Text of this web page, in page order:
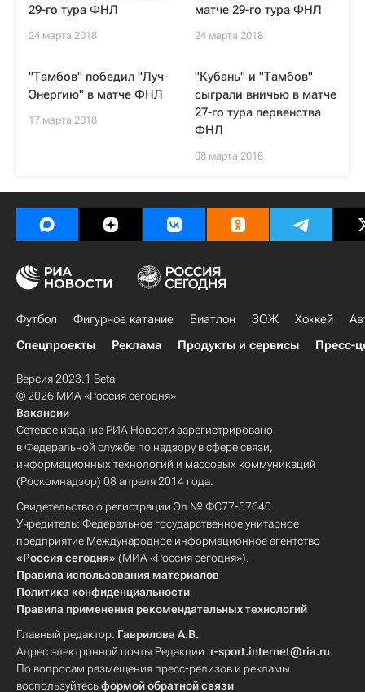
29-го тура ФНЛ
24 марта 2018
матче 29-го тура ФНЛ
24 марта 2018
"Тамбов" победил "Луч-
Энергию" в матче ФНЛ
17 марта 2018
"Кубань" и "Тамбов"
сыграли вничью в матче
27-го тура первенства
ФНЛ
08 марта 2018
Футбол Фигурное катание Биатлон ЗОЖ Хоккей
Спецпроекты
Реклама Продукты и сервисы Пресс-
Версия 2023.1 Beta
© 2026 МИА «Россия сегодня»
Вакансии
Сетевое издание РИА Новости зарегистрировано
в Федеральной службе по надзору в сфере связи,
информационных технологий и массовых коммуникаций
(Роскомнадзор) 08 апреля 2014 года.
Свидетельство о регистрации Эл № ФС77-57640
Учредитель: Федеральное государственное унитарное
предприятие Международное информационное агентство
«Россия сегодня» (МИА «Россия сегодня»).
Правила использования материалов
Политика конфиденциальности
Правила применения рекомендательных технологий
Главный редактор: Гаврилова А.В.
Адрес электронной почты Редакции: r-sport.internet@ria.ru
По вопросам размещения пресс-релизов и рекламы
воспользуйтесьформой обратной связи